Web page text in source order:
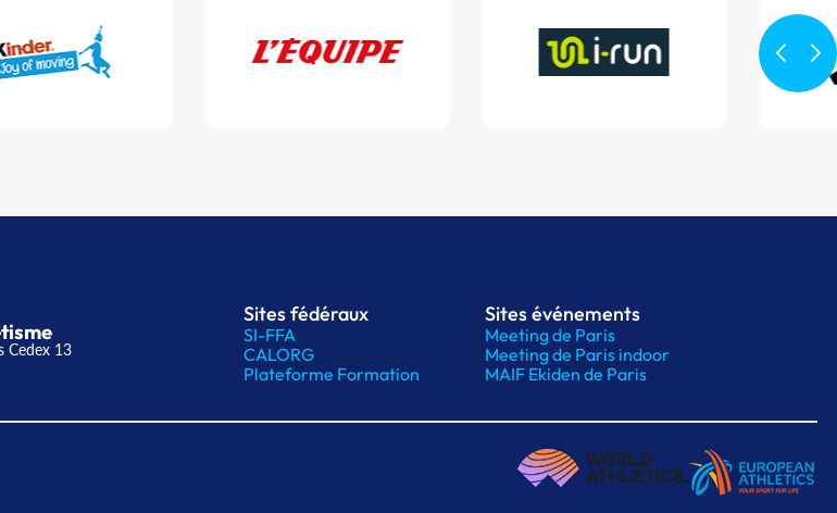
Cedex 13
Sites fédéraux
SI-FFA
CALORG
Plateforme Formation
Sites événements
Meeting de Paris
Meeting de Paris indoor
MAIF Ekiden de Paris